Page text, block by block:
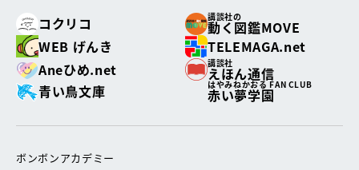
コクリコ
講談社の
動く図鑑MOVE
WEB げんき
TELEMAGA.net
Aneひめ.net
講談社
えほん通信
青い鳥文庫
はやみねかおる FAN CLUB
赤い夢学園
ボンボンアカデミー